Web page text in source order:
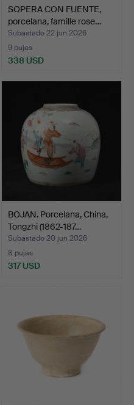
SOPERA CON FUENTE,
porcelana, famille rose…
Subastado 22 jun 2026
9 pujas
338 USD
BOJAN. Porcelana, China,
Tongzhi (1862-187…
Subastado 20 jun 2026
8 pujas
317 USD